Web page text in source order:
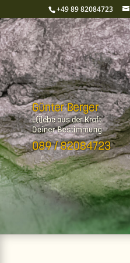
+49 89 82084723